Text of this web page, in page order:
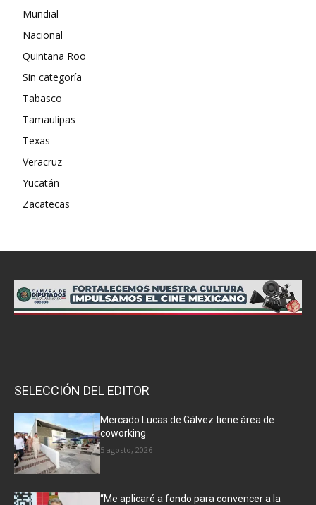
Mundial
Nacional
Quintana Roo
Sin categoría
Tabasco
Tamaulipas
Texas
Veracruz
Yucatán
Zacatecas
SELECCIÓN DEL EDITOR
Mercado Lucas de Gálvez tiene área de
coworking
5 agosto, 2026
“Me aplicaré a fondo para convencer a la